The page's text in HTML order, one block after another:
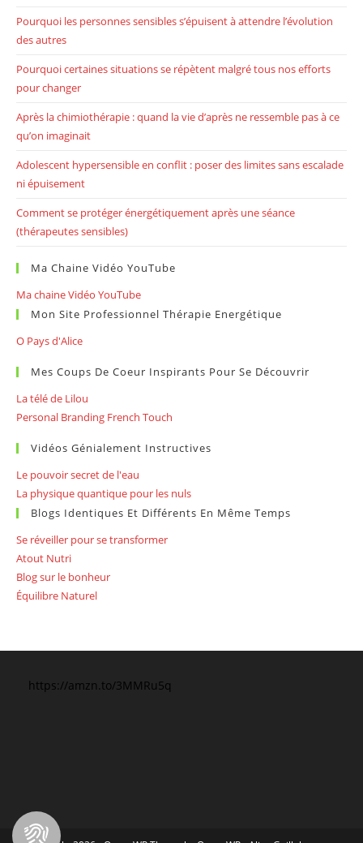
Pourquoi les personnes sensibles s’épuisent à attendre l’évolution
des autres
Pourquoi certaines situations se répètent malgré tous nos efforts
pour changer
Après la chimiothérapie : quand la vie d’après ne ressemble pas à ce
qu’on imaginait
Adolescent hypersensible en conflit : poser des limites sans escalade
ni épuisement
Comment se protéger énergétiquement après une séance
(thérapeutes sensibles)
Ma Chaine Vidéo YouTube
Ma chaine Vidéo YouTube
Mon Site Professionnel Thérapie Energétique
O Pays d'Alice
Mes Coups De Coeur Inspirants Pour Se Découvrir
La télé de Lilou
Personal Branding French Touch
Vidéos Génialement Instructives
Le pouvoir secret de l'eau
La physique quantique pour les nuls
Blogs Identiques Et Différents En Même Temps
Se réveiller pour se transformer
Atout Nutri
Blog sur le bonheur
Équilibre Naturel
https://amzn.to/3MMRu5q